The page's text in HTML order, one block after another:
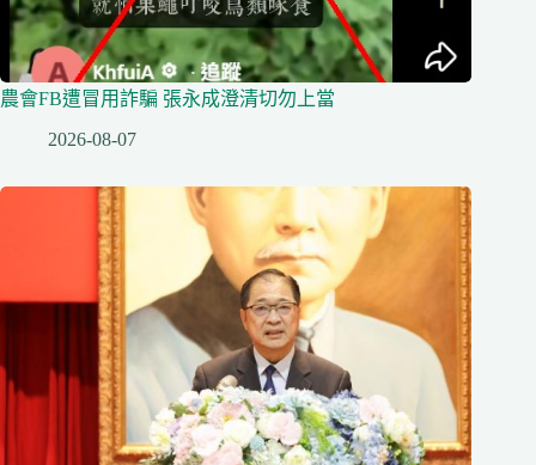
農會FB遭冒用詐騙 張永成澄清切勿上當
2026-08-07